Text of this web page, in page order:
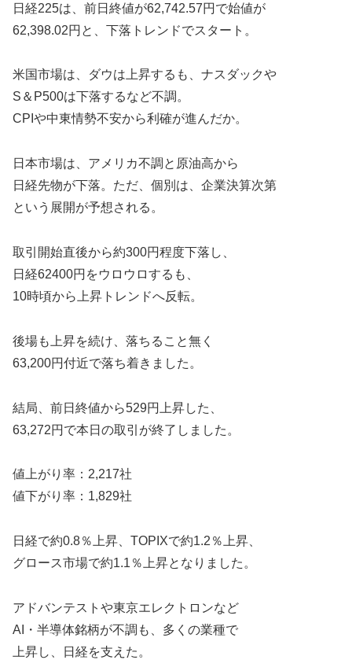
日経225は、前日終値が62,742.57円で始値が
62,398.02円と、下落トレンドでスタート。
米国市場は、ダウは上昇するも、ナスダックや
S＆P500は下落するなど不調。
CPIや中東情勢不安から利確が進んだか。
日本市場は、アメリカ不調と原油高から
日経先物が下落。ただ、個別は、企業決算次第
という展開が予想される。
取引開始直後から約300円程度下落し、
日経62400円をウロウロするも、
10時頃から上昇トレンドへ反転。
後場も上昇を続け、落ちること無く
63,200円付近で落ち着きました。
結局、前日終値から529円上昇した、
63,272円で本日の取引が終了しました。
値上がり率：2,217社
値下がり率：1,829社
日経で約0.8％上昇、TOPIXで約1.2％上昇、
グロース市場で約1.1％上昇となりました。
アドバンテストや東京エレクトロンなど
AI・半導体銘柄が不調も、多くの業種で
上昇し、日経を支えた。